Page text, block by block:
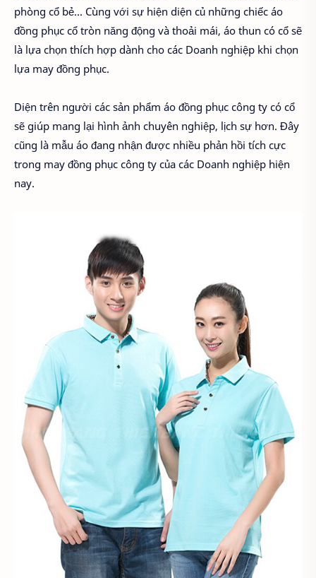
phòng cổ bẻ... Cùng với sự hiện diện củ những chiếc áo
đồng phục cổ tròn năng động và thoải mái, áo thun có cổ sẽ
là lựa chọn thích hợp dành cho các Doanh nghiệp khi chọn
lựa may đồng phục.
Diện trên người các sản phẩm áo đồng phục công ty có cổ
sẽ giúp mang lại hình ảnh chuyên nghiệp, lịch sự hơn. Đây
cũng là mẫu áo đang nhận được nhiều phản hồi tích cực
trong may đồng phục công ty của các Doanh nghiệp hiện
nay.